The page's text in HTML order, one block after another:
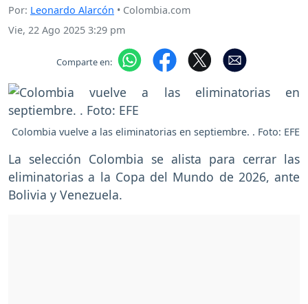
Por: Leonardo Alarcón • Colombia.com
Vie, 22 Ago 2025 3:29 pm
Comparte en:
Colombia vuelve a las eliminatorias en septiembre. . Foto: EFE
La selección Colombia se alista para cerrar las
eliminatorias a la Copa del Mundo de 2026, ante
Bolivia y Venezuela.